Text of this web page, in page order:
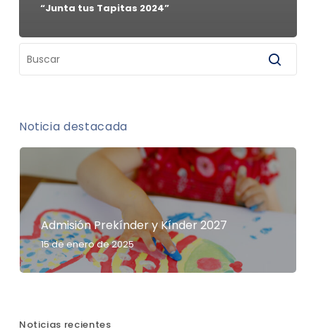
“Junta tus Tapitas 2024”
Noticia destacada
Admisión Prekínder y Kínder 2027
15 de enero de 2025
Noticias recientes